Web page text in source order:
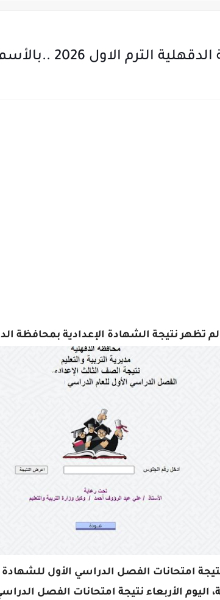
للتنسيق يوم الاثنين القادم ..بداية تظلمات الثانوية العامة الكترونيا
2026 ..بالأسم ورقم الجلوس
امتحانات الفصل الدراسي الأول للشهادة
اليوم الأربعاء نتيجة امتحانات الفصل